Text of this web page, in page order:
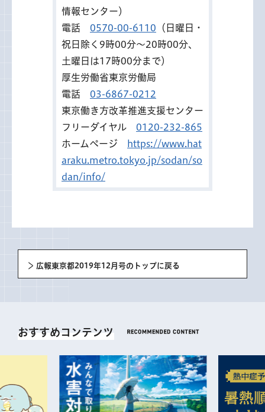
情報センター）
電話 0570-00-6110 （日曜日・
祝日除く9時00分～20時00分、
土曜日は17時00分まで）
厚生労働省東京労働局
電話 03-6867-0212
東京働き方改革推進支援センター
フリーダイヤル 0120-232-865
ホームページ
https://www.hat
araku.metro.tokyo.jp/sodan/so
dan/info/
広報東京都2019年12月号のトップに戻る
おすすめコンテンツ